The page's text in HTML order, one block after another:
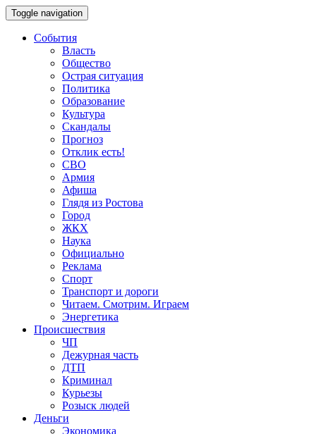
Toggle navigation
События
Власть
Общество
Острая ситуация
Политика
Образование
Культура
Скандалы
Прогноз
Отклик есть!
СВО
Армия
Афиша
Глядя из Ростова
Город
ЖКХ
Наука
Официально
Реклама
Спорт
Транспорт и дороги
Читаем. Смотрим. Играем
Энергетика
Происшествия
ЧП
Дежурная часть
ДТП
Криминал
Курьезы
Розыск людей
Деньги
Экономика